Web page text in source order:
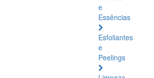
e
Essências
Esfoliantes
e
Peelings